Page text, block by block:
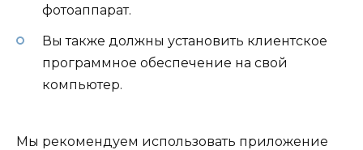
фотоаппарат.
Вы также должны установить клиентское
программное обеспечение на свой
компьютер.
Мы рекомендуем использовать приложение